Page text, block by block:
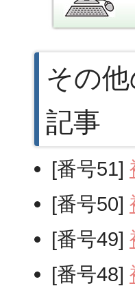
その
記事
[番号51]
[番号50]
[番号49]
[番号48]